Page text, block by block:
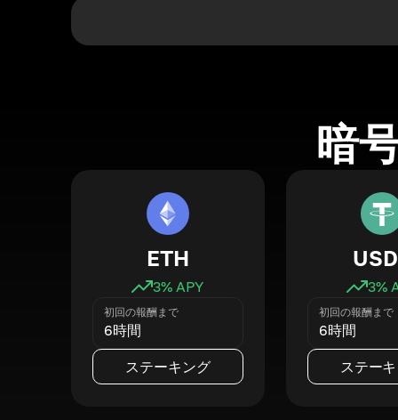
暗
ETH
3% APY
初回の報酬まで
6時間
ステーキング
3%
初回の報酬まで
6時間
ステー